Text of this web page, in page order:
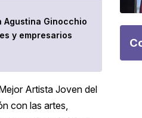
Agustina Ginocchio
y empresarios
Artista Joven del
con las artes,